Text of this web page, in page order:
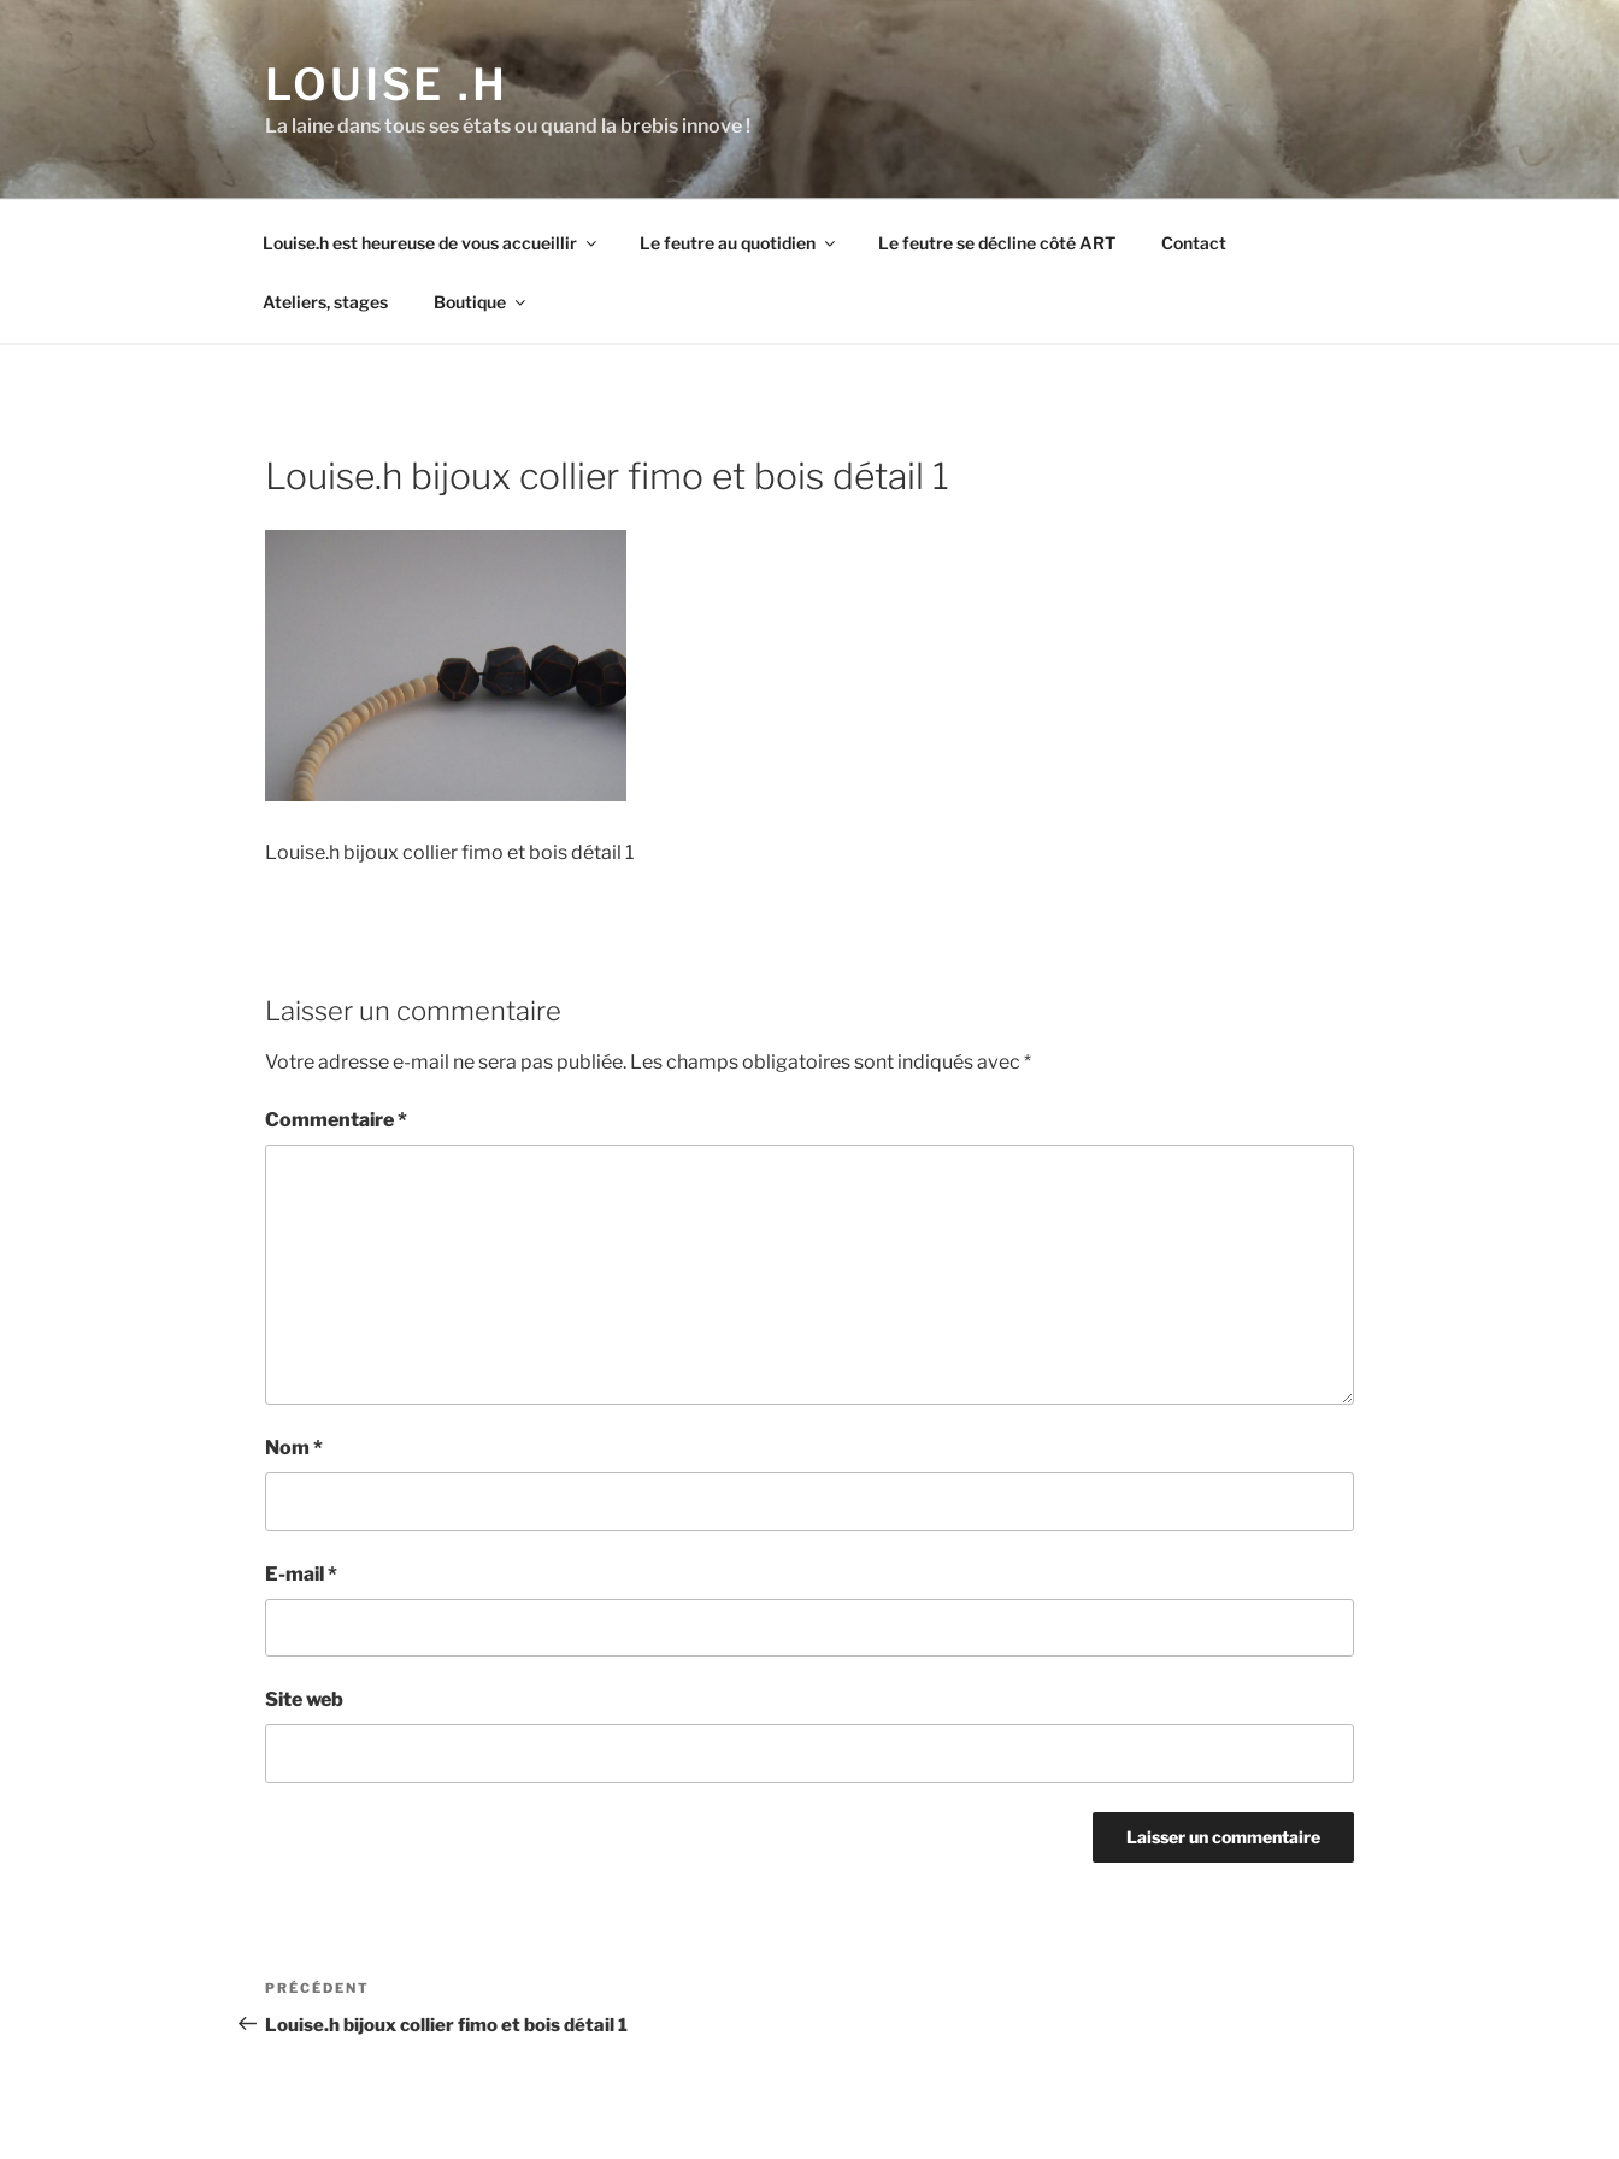
LOUISE .H
La laine dans tous ses états ou quand la brebis innove !
Louise.h est heureuse de vous accueillir Le feutre au quotidien Le feutre se décline côté ART Contact
Ateliers, stages Boutique
Louise.h bijoux collier fimo et bois détail 1
Louise.h bijoux collier fimo et bois détail 1
Laisser un commentaire
Votre adresse e-mail ne sera pas publiée. Les champs obligatoires sont indiqués avec *
Commentaire*
Nom *
E-mail*
Site web
Navigation
de
Article
précédent
PRÉCÉDENT
Louise.h bijoux collier fimo et bois détail 1